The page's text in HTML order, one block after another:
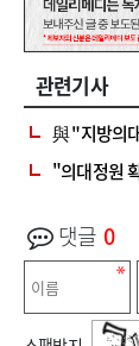
관련기사
與 "지방의
"의대정원
댓글 0